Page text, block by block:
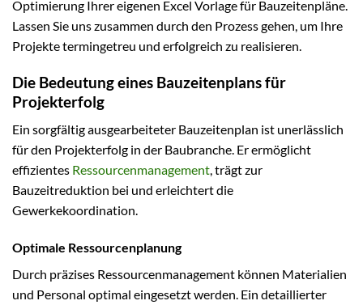
Optimierung Ihrer eigenen Excel Vorlage für Bauzeitenpläne.
Lassen Sie uns zusammen durch den Prozess gehen, um Ihre
Projekte termingetreu und erfolgreich zu realisieren.
Die Bedeutung eines Bauzeitenplans für
Projekterfolg
Ein sorgfältig ausgearbeiteter Bauzeitenplan ist unerlässlich
für den Projekterfolg in der Baubranche. Er ermöglicht
effizientes Ressourcenmanagement, trägt zur
Bauzeitreduktion bei und erleichtert die
Gewerkekoordination.
Optimale Ressourcenplanung
Durch präzises Ressourcenmanagement können Materialien
und Personal optimal eingesetzt werden. Ein detaillierter